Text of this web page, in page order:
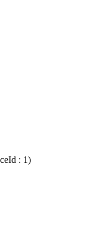
: 1)